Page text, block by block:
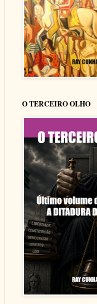
O TERCEIRO OLHO